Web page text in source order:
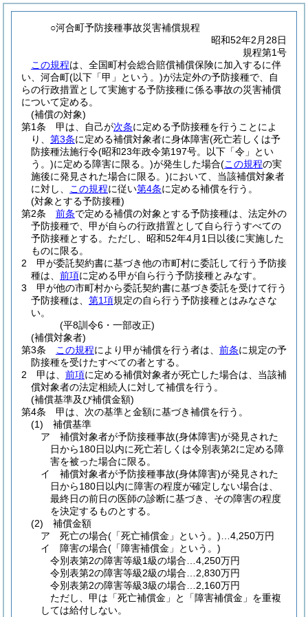
○河合町予防接種事故災害補償規程
昭和52年2月28日
規程第1号
この規程は、全国町村会総合賠償補償保険に加入するに伴
い、河合町(以下「甲」という。)が法定外の予防接種で、自
らの行政措置として実施する予防接種に係る事故の災害補償
について定める。
(補償の対象)
第1条
甲は、自己が次条に定める予防接種を行うことによ
り、 第3条に定める補償対象者に身体障害(死亡若しくは予
防接種法施行令(昭和23年政令第197号。以下「令」とい
う。)に定める障害に限る。)が発生した場合(この規程の実
施後に発見された場合に限る。)において、当該補償対象者
に対し、
この規程に従い第4条に定める補償を行う。
(対象とする予防接種)
第2条
前条で定める補償の対象とする予防接種は、法定外の
予防接種で、甲が自らの行政措置として自ら行うすべての
予防接種とする。 ただし、昭和52年4月1日以後に実施した
ものに限る。
2
甲が委託契約書に基づき他の市町村に委託して行う予防接
種は、 前項に定める甲が自ら行う予防接種とみなす。
3
甲が他の市町村から委託契約書に基づき委託を受けて行う
予防接種は、 第1項規定の自ら行う予防接種とはみなさな
い。
(平8訓令6・一部改正)
(補償対象者)
第3条
この規程により甲が補償を行う者は、 前条に規定の予
防接種を受けたすべての者とする。
2
甲は、 前項に定める補償対象者が死亡した場合は、当該補
償対象者の法定相続人に対して補償を行う。
(補償基準及び補償金額)
第4条
甲は、次の基準と金額に基づき補償を行う。
(1)
補償基準
ア
補償対象者が予防接種事故(身体障害)が発見された
日から180日以内に死亡若しくは令別表第2に定める障
害を被った場合に限る。
イ
補償対象者が予防接種事故(身体障害)が発見された
日から180日以内に障害の程度が確定しない場合は、
最終日の前日の医師の診断に基づき、その障害の程度
を決定するものとする。
(2)
補償金額
ア
死亡の場合(「死亡補償金」という。) …4,250万円
イ
障害の場合(「障害補償金」という。)
令別表第2の障害等級1級の場合…4,250万円
令別表第2の障害等級2級の場合…2,830万円
令別表第2の障害等級3級の場合…2,160万円
ただし、甲は「死亡補償金」と「障害補償金」を重複
しては給付しない。